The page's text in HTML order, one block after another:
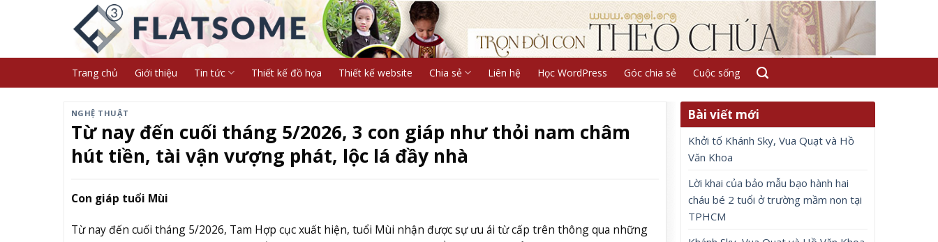
Trang chủ Giới thiệu Tin tức Thiết kế đồ họa Thiết kế website Chia sẻ Liên hệ Học WordPress Góc chia sẻ Cuộc sống
NGHỆ THUẬT
Từ nay đến cuối tháng 5/2026, 3 con giáp như thỏi nam châm
hút tiền, tài vận vượng phát, lộc lá đầy nhà
Con giáp tuổi Mùi
Từ nay đến cuối tháng 5/2026, Tam Hợp cục xuất hiện, tuổi Mùi nhận được sự ưu ái từ cấp trên thông qua những
Bài viết mới
Khởi tố Khánh Sky, Vua Quạt và Hồ
Văn Khoa
Lời khai của bảo mẫu bạo hành hai
cháu bé 2 tuổi ở trường mầm non tại
TPHCM